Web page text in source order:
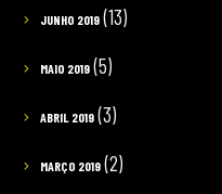
JUNHO 2019(13)
MAIO 2019(5)
ABRIL 2019(3)
MARÇO 2019(2)